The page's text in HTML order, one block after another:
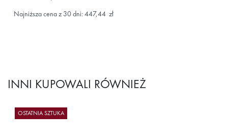
Najniższa cena z 30 dni: 447,44 zł
INNI KUPOWALI RÓWNIEŻ
OSTATNIA SZTUKA